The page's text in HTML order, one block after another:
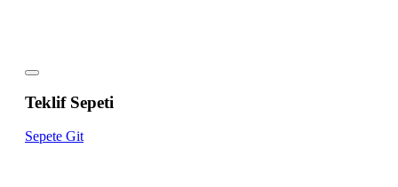
Teklif Sepeti
Sepete Git